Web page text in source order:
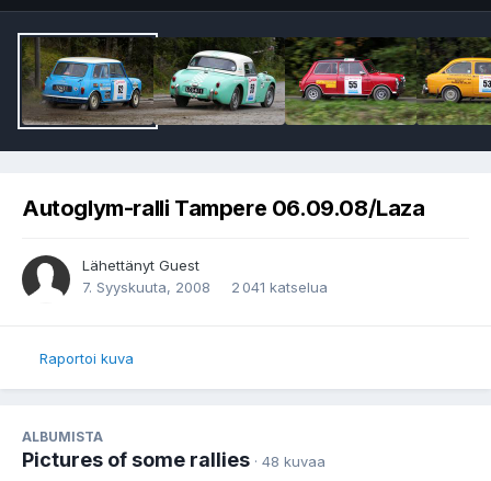
Autoglym-ralli Tampere 06.09.08/Laza
Lähettänyt Guest
7. Syyskuuta, 2008
2 041 katselua
Raportoi kuva
ALBUMISTA
Pictures of some rallies · 48 kuvaa